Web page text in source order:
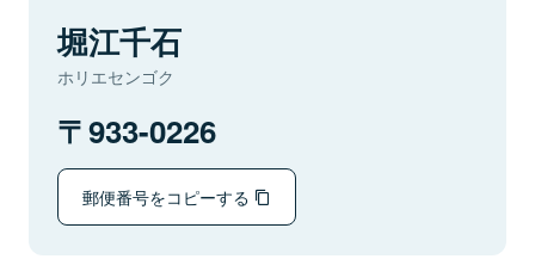
堀江千石
ホリエセンゴク
933-0226
郵便番号をコピーする